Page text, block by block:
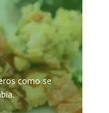
como se